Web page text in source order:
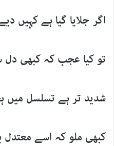
اگر جلایا گیا ہے کہیں
تو کیا عجب کہ کبھی دل
شدید تر ہے تسلسل میں
کبھی ملو کہ اسے معتدل